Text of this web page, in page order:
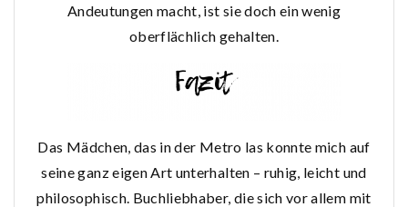
Andeutungen macht, ist sie doch ein wenig
oberflächlich gehalten.
Das Mädchen, das in der Metro las konnte mich auf
seine ganz eigen Art unterhalten – ruhig, leicht und
philosophisch. Buchliebhaber, die sich vor allem mit